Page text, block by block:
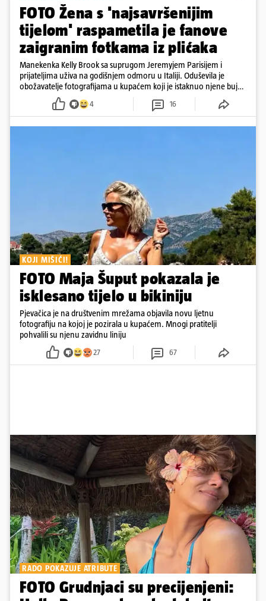
FOTO Žena s 'najsavršenijim
tijelom' raspametila je fanove
zaigranim fotkama iz plićaka
Manekenka Kelly Brook sa suprugom Jeremyjem Parisijem i
prijateljima uživa na godišnjem odmoru u Italiji. Oduševila je
obožavatelje fotografijama u kupaćem koji je istaknuo njene bujne
4 16
KOJI MIŠIĆI!
FOTO Maja Šuput pokazala je
isklesano tijelo u bikiniju
Pjevačica je na društvenim mrežama objavila novu ljetnu
fotografiju na kojoj je pozirala u kupaćem. Mnogi pratitelji
pohvalili su njenu zavidnu liniju
27 67
RADO POKAZUJE ATRIBUTE
FOTO Grudnjaci su precijenjeni: